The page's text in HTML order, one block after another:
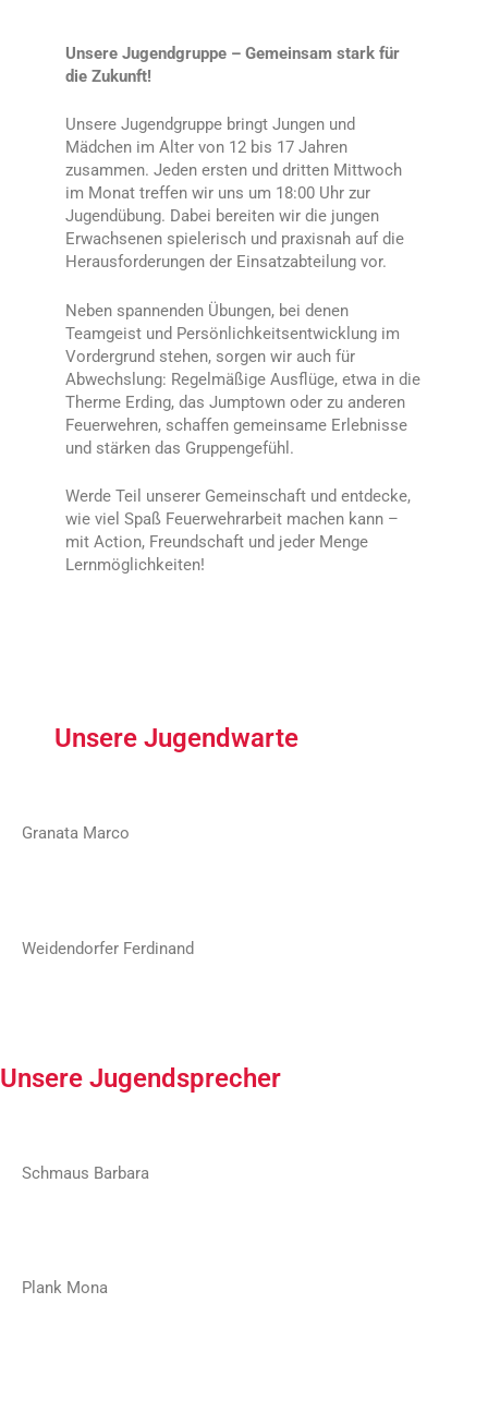
Unsere Jugendgruppe – Gemeinsam stark für
die Zukunft!
Unsere Jugendgruppe bringt Jungen und
Mädchen im Alter von 12 bis 17 Jahren
zusammen. Jeden ersten und dritten Mittwoch
im Monat treffen wir uns um 18:00 Uhr zur
Jugendübung. Dabei bereiten wir die jungen
Erwachsenen spielerisch und praxisnah auf die
Herausforderungen der Einsatzabteilung vor.
Neben spannenden Übungen, bei denen
Teamgeist und Persönlichkeitsentwicklung im
Vordergrund stehen, sorgen wir auch für
Abwechslung: Regelmäßige Ausflüge, etwa in die
Therme Erding, das Jumptown oder zu anderen
Feuerwehren, schaffen gemeinsame Erlebnisse
und stärken das Gruppengefühl.
Werde Teil unserer Gemeinschaft und entdecke,
wie viel Spaß Feuerwehrarbeit machen kann –
mit Action, Freundschaft und jeder Menge
Lernmöglichkeiten!
Unsere Jugendwarte
Granata Marco
Weidendorfer Ferdinand
Unsere Jugendsprecher
Schmaus Barbara
Plank Mona